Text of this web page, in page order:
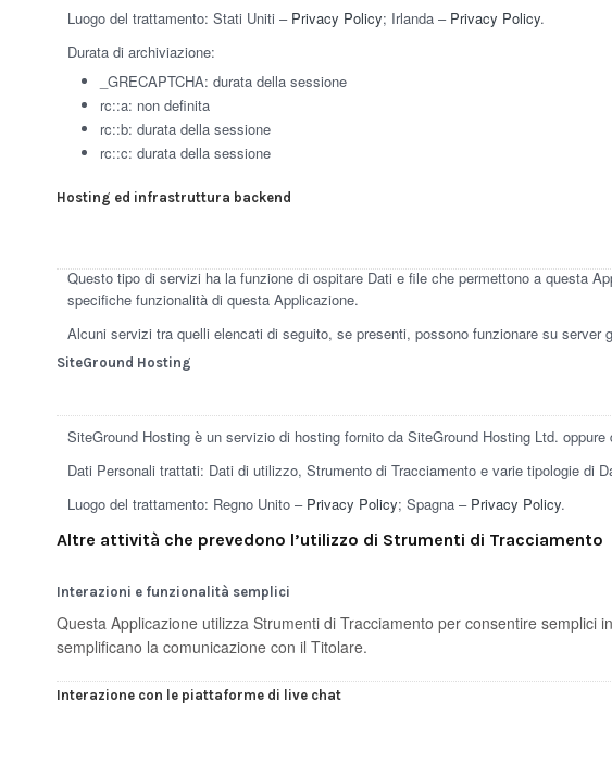
Luogo del trattamento: Stati Uniti – Privacy Policy; Irlanda – Privacy Policy.
Durata di archiviazione:
_GRECAPTCHA: durata della sessione
rc::a: non definita
rc::b: durata della sessione
rc::c: durata della sessione
Hosting ed infrastruttura backend
Questo tipo di servizi ha la funzione di ospitare Dati e file che permettono a questa
specifiche funzionalità di questa Applicazione.
Alcuni servizi tra quelli elencati di seguito, se presenti, possono funzionare su
SiteGround Hosting
SiteGround Hosting è un servizio di hosting fornito da SiteGround Hosting Ltd.
Dati Personali trattati: Dati di utilizzo, Strumento di Tracciamento e varie tipologie di
Luogo del trattamento: Regno Unito – Privacy Policy; Spagna – Privacy Policy.
Altre attività che prevedono l’utilizzo di Strumenti di Tracciamento
Interazioni e funzionalità semplici
Questa Applicazione utilizza Strumenti di Tracciamento per consentire
semplificano la comunicazione con il Titolare.
Interazione con le piattaforme di live chat